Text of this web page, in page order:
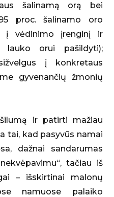
šalinamą orą bei
proc. šalinamo oro
į vėdinimo įrenginį ir
lauko orui pašildyti);
į konkretaus
gyvenančių žmonių
ir patirti mažiau
tai, kad pasyvūs namai
dažnai sandarumas
tačiau iš
– išskirtinai malonų
namuose palaiko